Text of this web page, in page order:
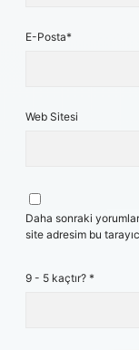
E-Posta*
Web Sitesi
Daha sonraki
site adresim bu
9 - 5 kaçtır? *